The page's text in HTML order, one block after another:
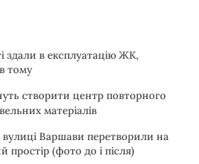
здали в експлуатацію ЖК,
тому
створити центр повторного
матеріалів
вулиці Варшави перетворили на
простір (фото до і після)